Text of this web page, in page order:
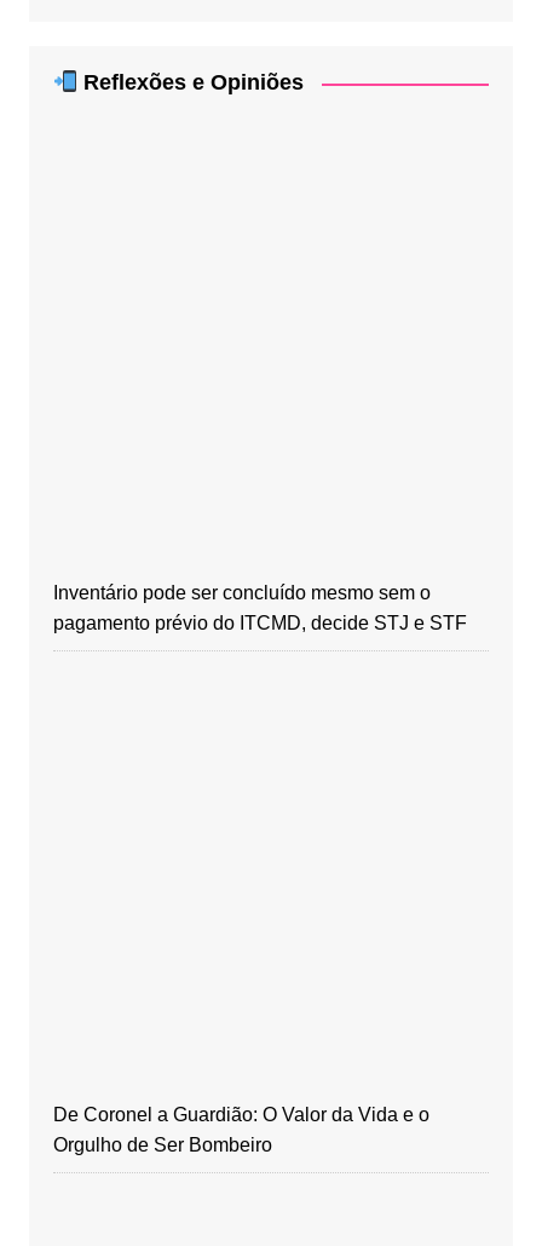
Reflexões e Opiniões
Inventário pode ser concluído mesmo sem o
pagamento prévio do ITCMD, decide STJ e STF
De Coronel a Guardião: O Valor da Vida e o
Orgulho de Ser Bombeiro